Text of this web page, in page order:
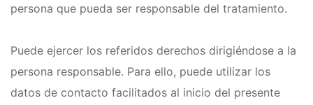
persona que pueda ser responsable del tratamiento.
Puede ejercer los referidos derechos dirigiéndose a la
persona responsable. Para ello, puede utilizar los
datos de contacto facilitados al inicio del presente